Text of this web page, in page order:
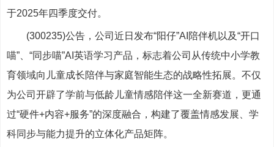
于2025年四季度交付。
(300235)公告，公司近日发布“阳仔”AI陪伴机以及“开口
喵”、“同步喵”AI英语学习产品，标志着公司从传统中小学教
育领域向儿童成长陪伴与家庭智能生态的战略性拓展。不仅
为公司开辟了学前与低龄儿童情感陪伴这一全新赛道，更通
过“硬件+内容+服务”的深度融合，构建了覆盖情感发展、学
科同步与能力提升的立体化产品矩阵。